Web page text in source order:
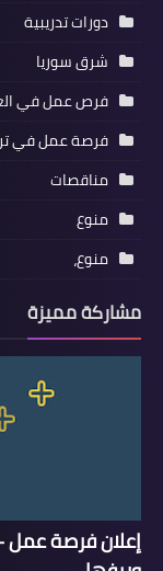
دورات تدريبية
شرق سوريا
فرص عمل في
فرصة عمل في
مناقصات
منوع
منوع،
مشاركة مميزة
إعلان فرصة